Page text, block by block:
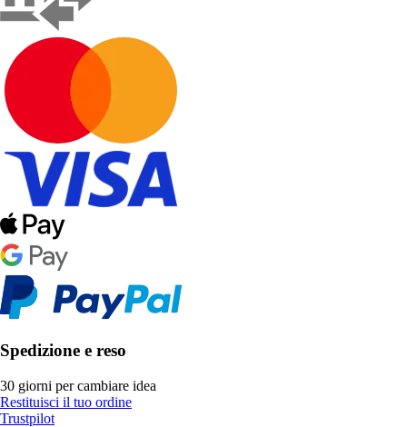
Spedizione e reso
30 giorni per cambiare idea
Restituisci il tuo ordine
Trustpilot